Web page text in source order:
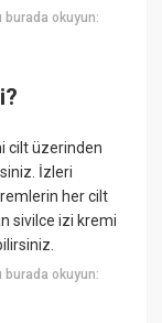
burada okuyun:
cilt üzerinden
İzleri
her cilt
sivilce izi kremi
burada okuyun: